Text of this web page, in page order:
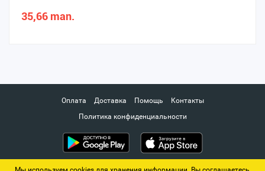
35,66 man.
Оплата Доставка Помощь
Контакты
Политика конфиденциальности